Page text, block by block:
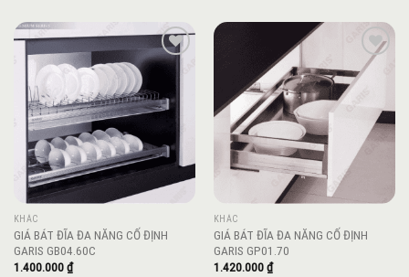
23.125.000 ₫.
KHÁC
GIÁ BÁT ĐĨA ĐA NĂNG CỐ ĐỊNH
GARIS GB04.60C
1.400.000₫
Add to
wishlist
KHÁC
GIÁ BÁT ĐĨA ĐA NĂNG CỐ ĐỊNH
GARIS GP01.70
1.420.000₫